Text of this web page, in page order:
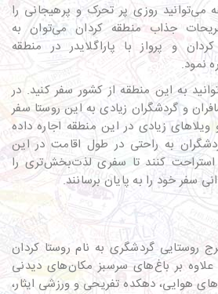
می‌توانید روزی پر تحرک و پرهیجانی را
جذاب منطقه کردان می‌توان به
و پرواز با پاراگلایدر در منطقه
نمود.
به این منطقه از کشور سفر کنید. در
و گردشگران زیادی به این روستا سفر
زیادی در این منطقه اجاره داده
به راحتی در طول اقامت در این
استراحت کنند تا سفری لذت‌بخش‌تری را
سفر خود را به پایان برسانند.
کرج روستایی گردشگری به نام روستا کردان
علاوه بر باغ‌های سرسبز مکان‌های دیدنی
هوایی، دهکده تفریحی‌ و ورزشی ایثار،